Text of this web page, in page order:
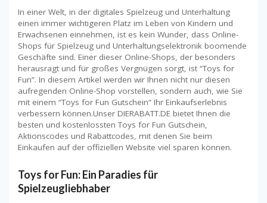
In einer Welt, in der digitales Spielzeug und Unterhaltung
einen immer wichtigeren Platz im Leben von Kindern und
Erwachsenen einnehmen, ist es kein Wunder, dass Online-
Shops für Spielzeug und Unterhaltungselektronik boomende
Geschäfte sind. Einer dieser Online-Shops, der besonders
herausragt und für großes Vergnügen sorgt, ist “Toys for
Fun”. In diesem Artikel werden wir Ihnen nicht nur diesen
aufregenden Online-Shop vorstellen, sondern auch, wie Sie
mit einem “Toys for Fun Gutschein” Ihr Einkaufserlebnis
verbessern können.Unser DIERABATT.DE bietet Ihnen die
besten und kostenlossten Toys for Fun Gutschein,
Aktionscodes und Rabattcodes, mit denen Sie beim
Einkaufen auf der offiziellen Website viel sparen können.
Toys for Fun: Ein Paradies für
Spielzeugliebhaber